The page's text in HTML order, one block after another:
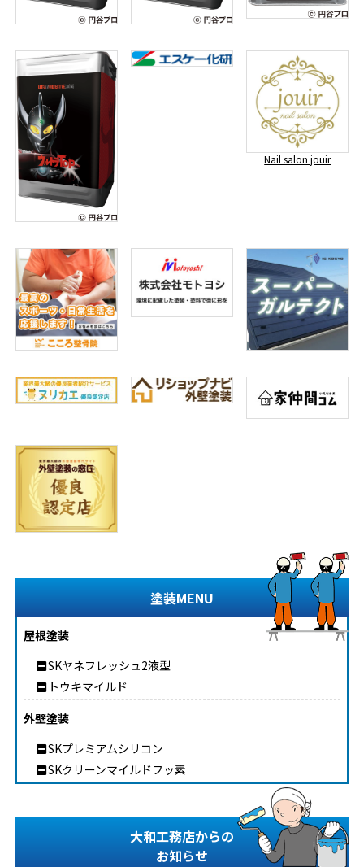
Nail salon jouir
塗装MENU
屋根塗装
SKヤネフレッシュ2液型
トウキマイルド
外壁塗装
SKプレミアムシリコン
SKクリーンマイルドフッ素
大和工務店からの
お知らせ